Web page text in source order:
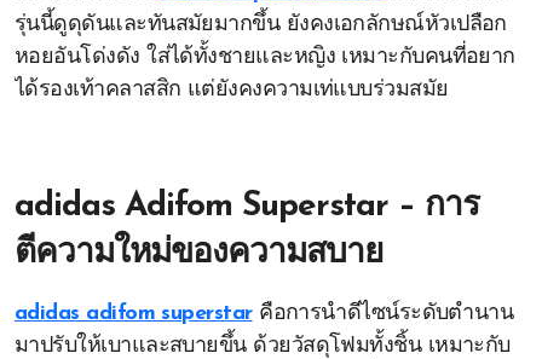
รุ่นนี้ดูดุดันและทันสมัยมากขึ้น ยังคงเอกลักษณ์หัวเปลือก
หอยอันโด่งดัง ใส่ได้ทั้งชายและหญิง เหมาะกับคนที่อยาก
ได้รองเท้าคลาสสิก แต่ยังคงความเท่แบบร่วมสมัย
adidas Adifom Superstar – การ
ตีความใหม่ของความสบาย
adidas adifom superstarคือการนำดีไซน์ระดับตำนาน
มาปรับให้เบาและสบายขึ้น ด้วยวัสดุโฟมทั้งชิ้น เหมาะกับ